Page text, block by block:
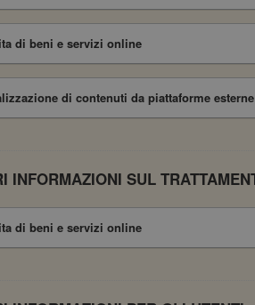
di beni e servizi online
di contenuti da piattaforme esterne
INFORMAZIONI SUL
di beni e servizi online